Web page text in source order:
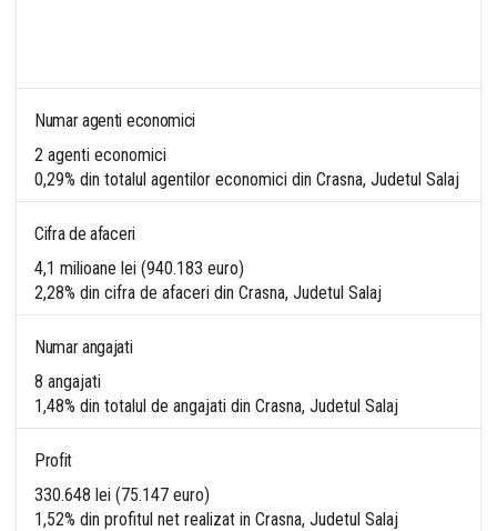
Numar agenti economici
2 agenti economici
0,29% din totalul agentilor economici din Crasna, Judetul Salaj
Cifra de afaceri
4,1 milioane lei (940.183 euro)
2,28% din cifra de afaceri din Crasna, Judetul Salaj
Numar angajati
8 angajati
1,48% din totalul de angajati din Crasna, Judetul Salaj
Profit
330.648 lei (75.147 euro)
1,52% din profitul net realizat in Crasna, Judetul Salaj